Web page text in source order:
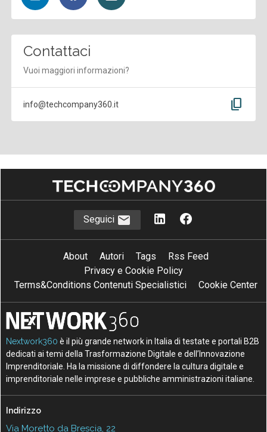
Contattaci
Vuoi maggiori informazioni?
info@techcompany360.it content_copy
Seguici
About Autori Tags
Rss Feed
Privacy e Cookie Policy
Terms&Conditions Contenuti Specialistici
Cookie Center
Nextwork360 è il più grande network in Italia di testate e portali B2B
dedicati ai temi della Trasformazione Digitale e dell’Innovazione
Imprenditoriale. Ha la missione di diffondere la cultura digitale e
imprenditoriale nelle imprese e pubbliche amministrazioni italiane.
Indirizzo
Via Moretto da Brescia, 22